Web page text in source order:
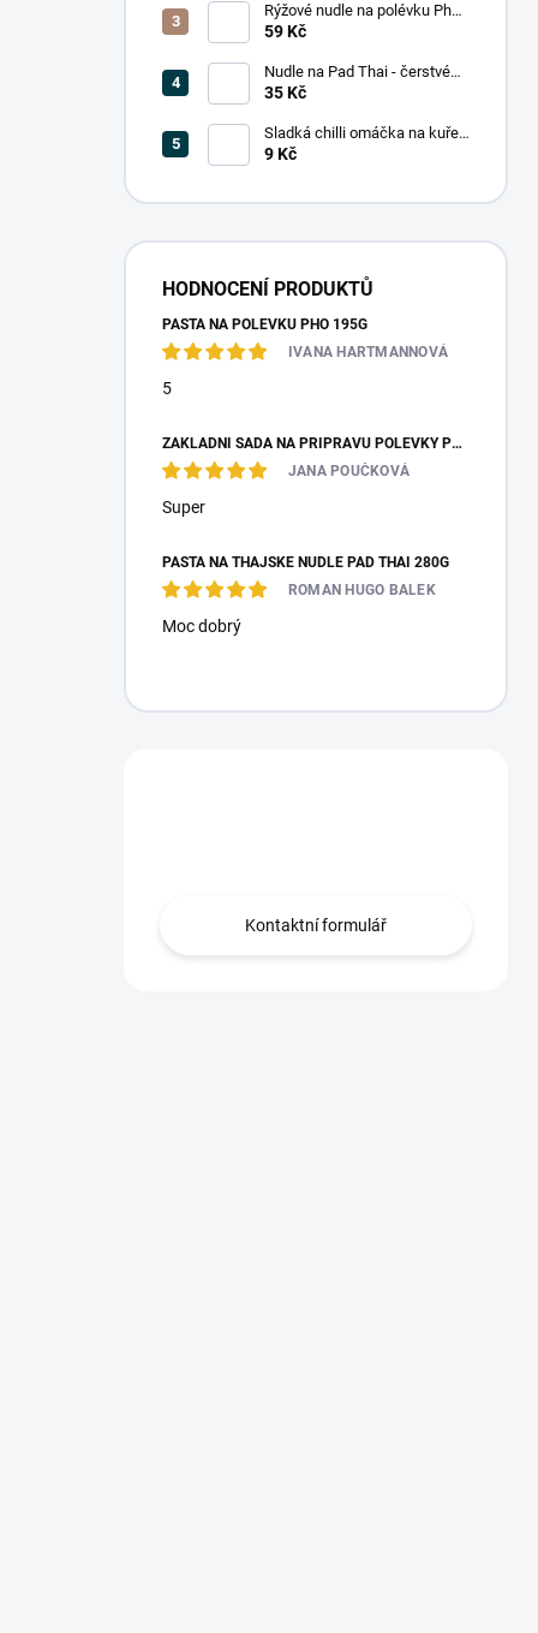
Rýžové nudle na polévku Pho
(5 mm) 375g
59 Kč
Nudle na Pad Thai - čerstvé
200g
35 Kč
Sladká chilli omáčka na kuře
14ml (jednoporcové balení)
9 Kč
HODNOCENÍ PRODUKTŮ
PASTA NA POLÉVKU PHO 195G
IVANA HARTMANNOVÁ
5
ZÁKLADNÍ SADA NA PŘÍPRAVU POLÉVKY PHO
JANA POUČKOVÁ
Super
PASTA NA THAJSKÉ NUDLE PAD THAI 280G
ROMAN HUGO BALEK
Moc dobrý
Kontaktní formulář